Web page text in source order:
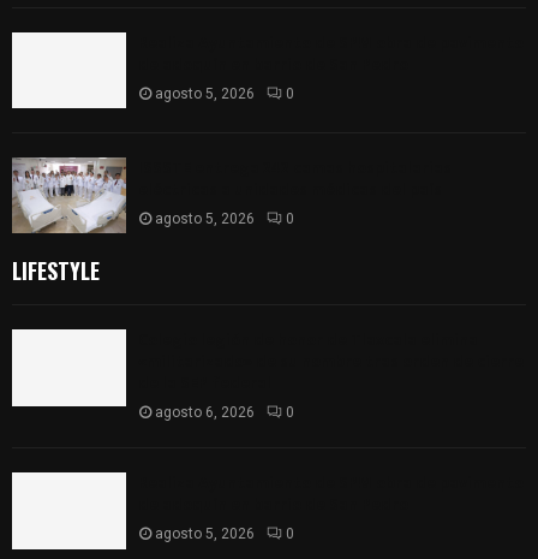
agosto 5, 2026 0
agosto 5, 2026 0
LIFESTYLE
agosto 6, 2026 0
agosto 5, 2026 0